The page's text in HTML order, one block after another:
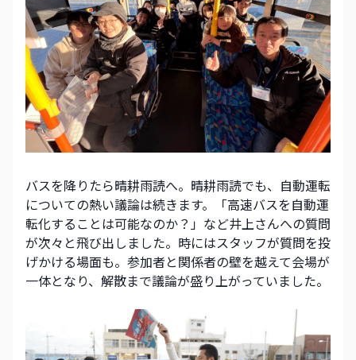
バスを降りたら晴耕雨読へ。晴耕雨読でも、自動運転
についての熱い議論は続きます。「高速バスを自動運
転化することは可能なのか？」など井上さんへの質問
が次々と飛び出しました。時にはスタッフが質問を投
げかける場面も。参加者と関係者の壁を越えて会場が
一体となり、解散まで議論が盛り上がっていました。